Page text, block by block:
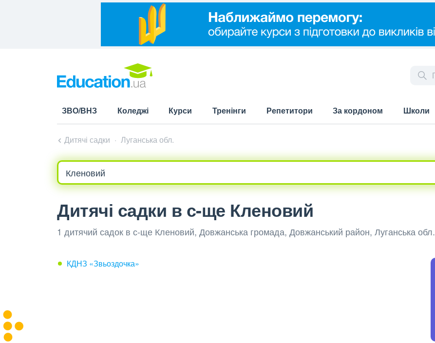
ЗВО/ВНЗ Коледжі Курси Тренінги Репетитори За кордоном Школи
Дитячі садки Луганська обл.
Дитячі садки в с-ще Кленовий
1 дитячий садок в с-ще Кленовий, Довжанська громада, Довжанський район, Луганська обл.
КДНЗ «Звьоздочка»